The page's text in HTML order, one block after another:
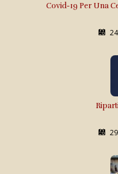
Covid-19 Per Una